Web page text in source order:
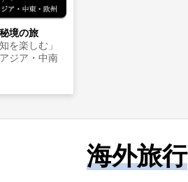
境の旅
を楽しむ」
ジア・中南
海外旅行